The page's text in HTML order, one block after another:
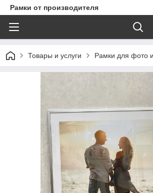
Рамки от производителя
Товары и услуги Рамки для фото